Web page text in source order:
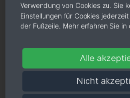
Verwendung von Cookies zu. Sie
Einstellungen für Cookies jederzeit
der Fußzeile. Mehr erfahren Sie in
Alle
Nicht